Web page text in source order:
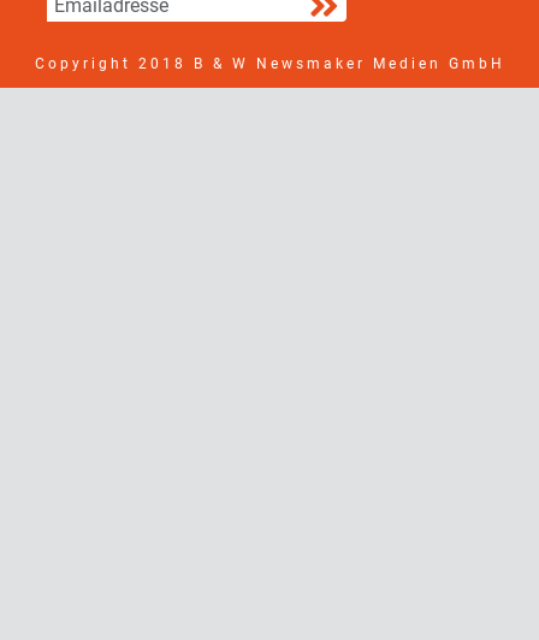
Copyright 2018 B & W Newsmaker Medien GmbH